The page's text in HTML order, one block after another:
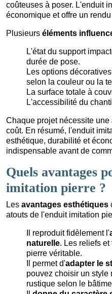
coûteuses à poser. L'enduit
économique et offre un
Plusieurs éléments
L'état du support
durée de pose.
Les options
selon la couleur ou la
La surface totale à
L'accessibilité du
Chaque projet nécessite
coût. En résumé, l'enduit
esthétique, durabilité et
indispensable avant de
Quels avantages
imitation pierre ?
Les avantages esthétiques
atouts de l'enduit imitation
Il reproduit fidèlement l'
naturelle. Les reliefs
pierre véritable.
Il permet d'adapter le
pouvez choisir un style
rustique selon le